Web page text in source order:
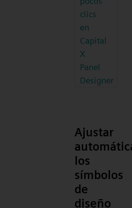
clics
en
Capital
X
Panel
Designer
Ajustar
los
símbolos
de
diseño